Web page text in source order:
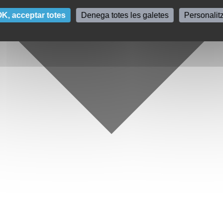
acceptar totes Denega totes les galetes